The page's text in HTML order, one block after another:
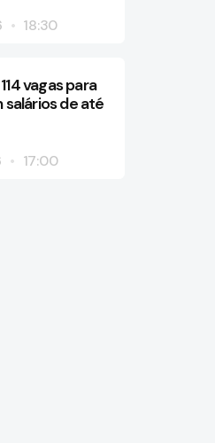
18:30
vagas para
salários de até
17:00